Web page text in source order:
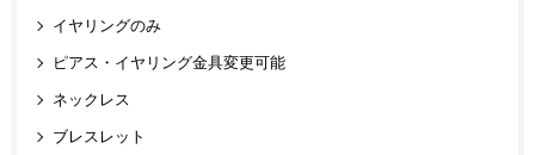
イヤリングのみ
ピアス・イヤリング金具変更可能
ネックレス
ブレスレット